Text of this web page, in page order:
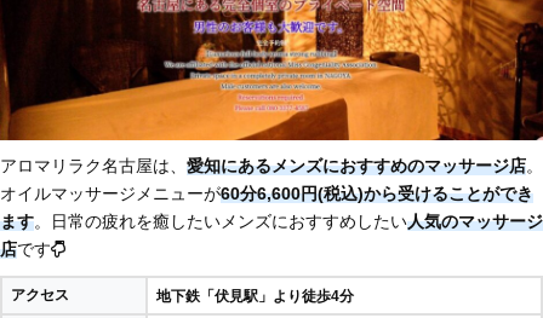
アロマリラク名古屋は、 愛知にあるメンズにおすすめのマッサージ店。
オイルマッサージメニューが60分6,600円(税込)から受けることができ
ます。日常の疲れを癒したいメンズにおすすめしたい人気のマッサージ
店です
アクセス 地下鉄「伏見駅」より徒歩4分